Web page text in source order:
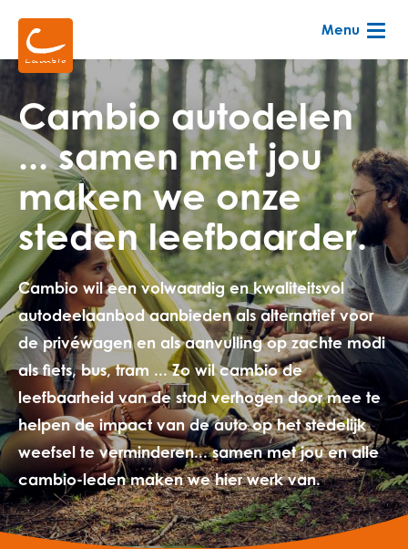
main
content
Menu
Cambio autodelen
... samen met jou
maken we onze
steden leefbaarder.
Cambio wil een volwaardig en kwaliteitsvol
autodeelaanbod aanbieden als alternatief voor
de privéwagen en als aanvulling op zachte modi
als fiets, bus, tram ... Zo wil cambio de
leefbaarheid van de stad verhogen door mee te
helpen de impact van de auto op het stedelijk
weefsel te verminderen... samen met jou en alle
cambio-leden maken we hier werk van.